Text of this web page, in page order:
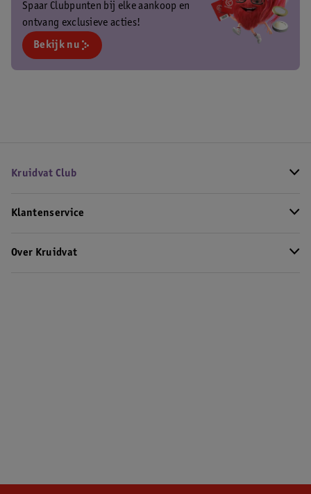
Spaar Clubpunten bij elke aankoop en
ontvang exclusieve acties!
Bekijk nu
Kruidvat Club
Klantenservice
Over Kruidvat